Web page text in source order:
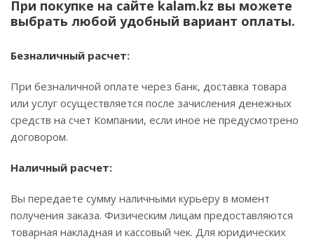
При покупке на сайте kalam.kz вы можете
выбрать любой удобный вариант оплаты.
Безналичный расчет:
При безналичной оплате через банк, доставка товара
или услуг осуществляется после зачисления денежных
средств на счет Компании, если иное не предусмотрено
договором.
Наличный расчет:
Вы передаете сумму наличными курьеру в момент
получения заказа. Физическим лицам предоставляются
товарная накладная и кассовый чек. Для юридических